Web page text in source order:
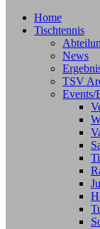
Home
Tischtennis
News
TSV
Events/